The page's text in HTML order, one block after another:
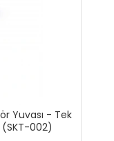
Yuvası - Tek
(SKT-002)